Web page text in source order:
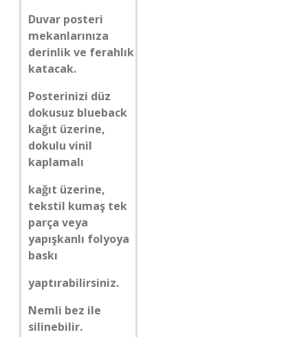
Duvar posteri
mekanlarınıza
derinlik ve ferahlık
katacak.
Posterinizi düz
dokusuz blueback
kağıt üzerine,
dokulu vinil
kaplamalı
kağıt üzerine,
tekstil kumaş tek
parça veya
yapışkanlı folyoya
baskı
yaptırabilirsiniz.
Nemli bez ile
silinebilir.